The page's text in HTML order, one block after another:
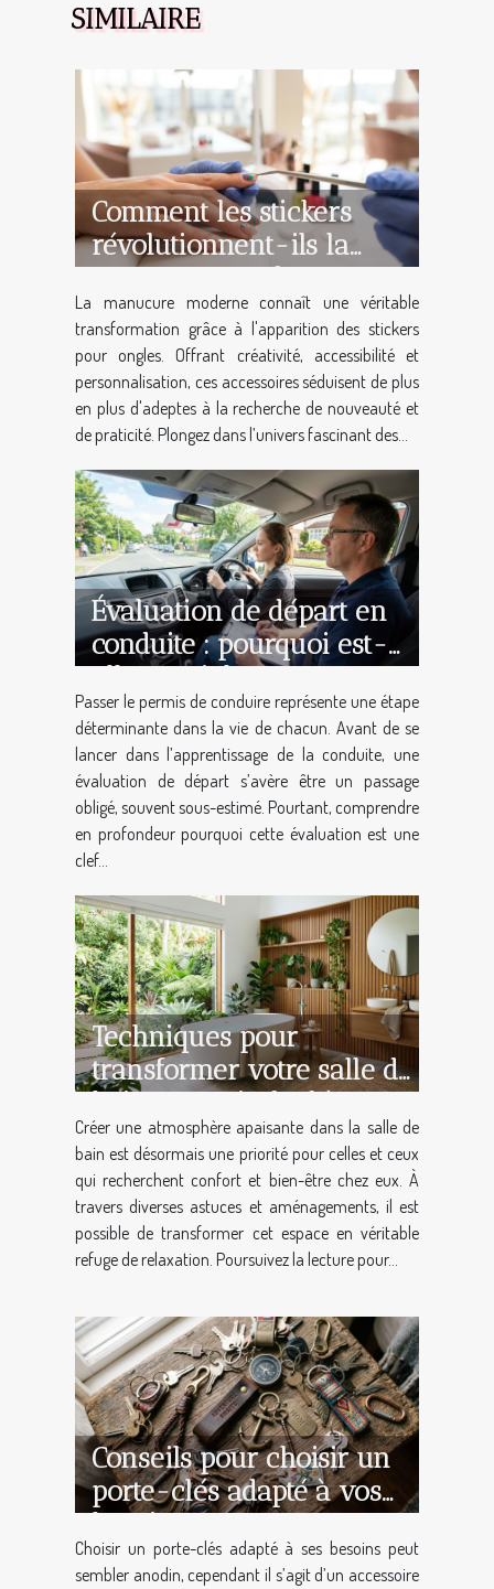
SIMILAIRE
Comment les stickers
révolutionnent-ils la
manucure moderne ?
La manucure moderne connaît une véritable
transformation grâce à l'apparition des stickers
pour ongles. Offrant créativité, accessibilité et
personnalisation, ces accessoires séduisent de plus
en plus d'adeptes à la recherche de nouveauté et
de praticité. Plongez dans l’univers fascinant des...
Évaluation de départ en
conduite : pourquoi est-
elle cruciale ?
Passer le permis de conduire représente une étape
déterminante dans la vie de chacun. Avant de se
lancer dans l’apprentissage de la conduite, une
évaluation de départ s’avère être un passage
obligé, souvent sous-estimé. Pourtant, comprendre
en profondeur pourquoi cette évaluation est une
clef...
Techniques pour
transformer votre salle de
bain en oasis de détente
Créer une atmosphère apaisante dans la salle de
bain est désormais une priorité pour celles et ceux
qui recherchent confort et bien-être chez eux. À
travers diverses astuces et aménagements, il est
possible de transformer cet espace en véritable
refuge de relaxation. Poursuivez la lecture pour...
Conseils pour choisir un
porte-clés adapté à vos
besoins
Choisir un porte-clés adapté à ses besoins peut
sembler anodin, cependant il s’agit d’un accessoire